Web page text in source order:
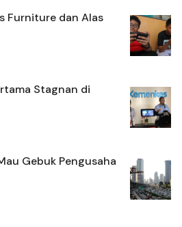
Furniture dan Alas
Stagnan di
Gebuk Pengusaha